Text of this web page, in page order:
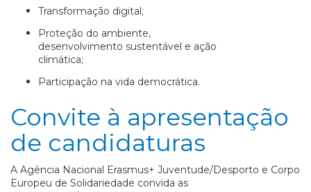
Transformação digital;
Proteção do ambiente,
desenvolvimento sustentável e ação
climática;
Participação na vida democrática.
Convite à apresentação
de candidaturas
A Agência Nacional Erasmus+ Juventude/Desporto e Corpo
Europeu de Solidariedade convida as